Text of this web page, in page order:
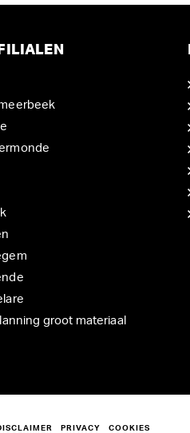
groot materiaal
PRIVACY COOKIES